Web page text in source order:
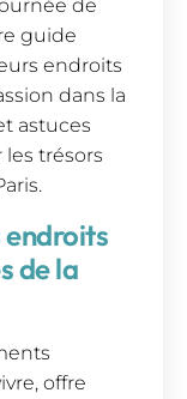
de
guide
endroits
dans la
astuces
trésors
endroits
de la
offre